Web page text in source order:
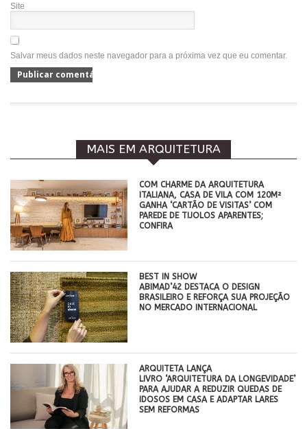
Site
Salvar meus dados neste navegador para a próxima vez que eu comentar.
MAIS EM ARQUITETURA
COM CHARME DA ARQUITETURA
ITALIANA, CASA DE VILA COM 120M²
GANHA ‘CARTÃO DE VISITAS’ COM
PAREDE DE TIJOLOS APARENTES;
CONFIRA
BEST IN SHOW
ABIMAD’42 DESTACA O DESIGN
BRASILEIRO E REFORÇA SUA PROJEÇÃO
NO MERCADO INTERNACIONAL
ARQUITETA LANÇA
LIVRO ‘ARQUITETURA DA LONGEVIDADE’
PARA AJUDAR A REDUZIR QUEDAS DE
IDOSOS EM CASA E ADAPTAR LARES
SEM REFORMAS